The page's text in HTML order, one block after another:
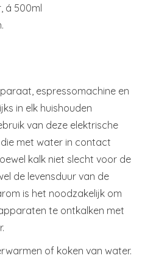
á 500ml
espressomachine en
in elk huishouden
van deze elektrische
met water in contact
kalk niet slecht voor de
de levensduur van de
is het noodzakelijk om
te ontkalken met
of koken van water.